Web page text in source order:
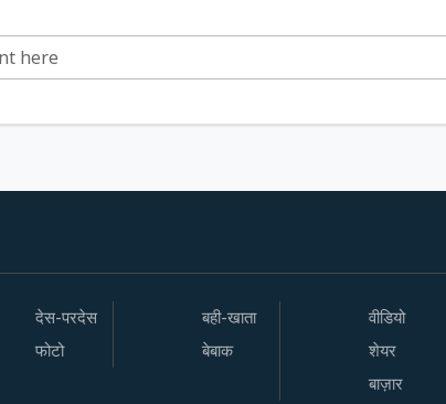
देस-परदेस
फोटो
बही-खाता
बेबाक
वीडियो
शेयर
बाज़ार